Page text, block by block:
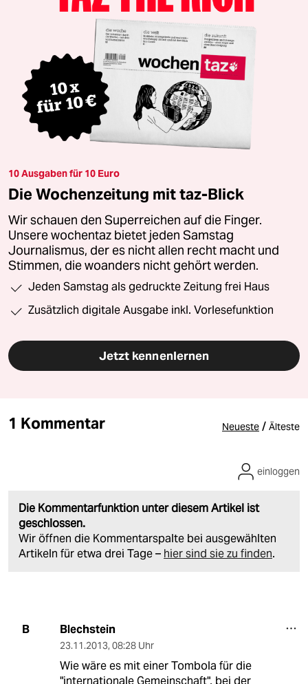
10 Ausgaben für 10 Euro
Die Wochenzeitung mit taz-Blick
Wir schauen den Superreichen auf die Finger.
Unsere wochentaz bietet jeden Samstag
Journalismus, der es nicht allen recht macht und
Stimmen, die woanders nicht gehört werden.
Jeden Samstag als gedruckte Zeitung frei Haus
Zusätzlich digitale Ausgabe inkl. Vorlesefunktion
Jetzt kennenlernen
1 Kommentar Neueste / Älteste
Die Kommentarfunktion unter diesem Artikel ist
geschlossen.
Wir öffnen die Kommentarspalte bei ausgewählten
Artikeln für etwa drei Tage – hier sind sie zu finden.
einloggen
B Blechstein
23.11.2013, 08:28 Uhr
Wie wäre es mit einer Tombola für die
"internationale Gemeinschaft", bei der